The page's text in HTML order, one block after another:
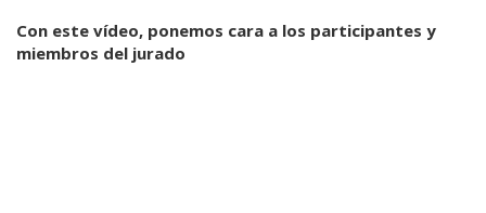
Con este vídeo, ponemos cara a los participantes y
miembros del jurado